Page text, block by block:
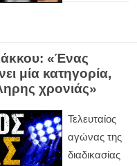
«Ένας
μία κατηγορία,
χρονιάς»
Τελευταίος
αγώνας της
διαδικασίας